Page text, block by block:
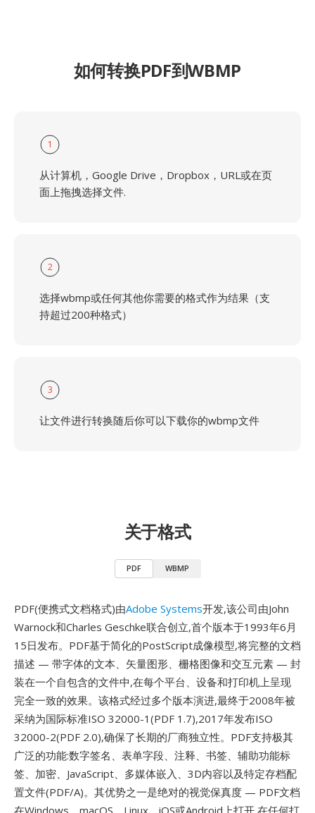
如何转换PDF到WBMP
1
从计算机，Google Drive，Dropbox，URL或在页
面上拖拽选择文件.
2
选择wbmp或任何其他你需要的格式作为结果（支
持超过200种格式）
3
让文件进行转换随后你可以下载你的wbmp文件
关于格式
PDF WBMP
PDF(便携式文档格式)由Adobe Systems开发,该公司由John
Warnock和Charles Geschke联合创立,首个版本于1993年6月
15日发布。PDF基于简化的PostScript成像模型,将完整的文档
描述 — 带字体的文本、矢量图形、栅格图像和交互元素 — 封
装在一个自包含的文件中,在每个平台、设备和打印机上呈现
完全一致的效果。该格式经过多个版本演进,最终于2008年被
采纳为国际标准ISO 32000-1(PDF 1.7),2017年发布ISO
32000-2(PDF 2.0),确保了长期的厂商独立性。PDF支持极其
广泛的功能:数字签名、表单字段、注释、书签、辅助功能标
签、加密、JavaScript、多媒体嵌入、3D内容以及特定存档配
置文件(PDF/A)。其优势之一是绝对的视觉保真度 — PDF文档
在Windows、macOS、Linux、iOS或Android上打开,在任何打